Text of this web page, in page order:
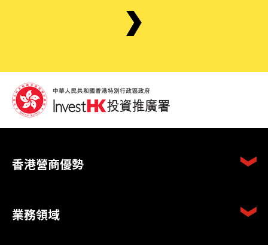
香港營商優勢
業務領域